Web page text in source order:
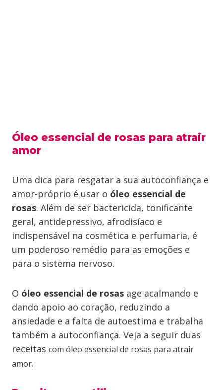
Óleo essencial de rosas para atrair
amor
Uma dica para resgatar a sua autoconfiança e
amor-próprio é usar o óleo essencial de
rosas. Além de ser bactericida, tonificante
geral, antidepressivo, afrodisíaco e
indispensável na cosmética e perfumaria, é
um poderoso remédio para as emoções e
para o sistema nervoso.
O óleo essencial de rosas age acalmando e
dando apoio ao coração, reduzindo a
ansiedade e a falta de autoestima e trabalha
também a autoconfiança. Veja a seguir duas
receitas com óleo essencial de rosas para atrair
amor.